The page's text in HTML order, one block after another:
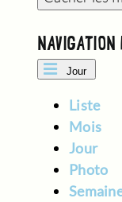
11
JUIN,
2026
Jour
Liste
Mois
Jour
Photo